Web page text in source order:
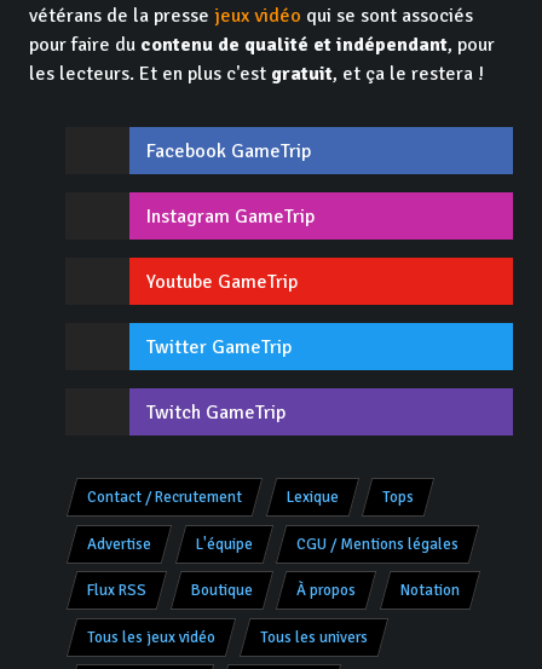
vétérans de la presse jeux vidéo qui se sont associés
pour faire du contenu de qualité et indépendant, pour
les lecteurs. Et en plus c'est gratuit, et ça le restera !
Facebook GameTrip
Instagram GameTrip
Youtube GameTrip
Twitter GameTrip
Twitch GameTrip
Contact / Recrutement Lexique Tops
Advertise L'équipe CGU / Mentions légales
Flux RSS Boutique À propos Notation
Tous les jeux vidéo Tous les univers